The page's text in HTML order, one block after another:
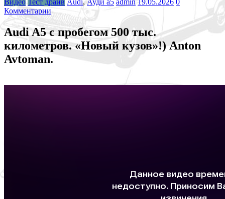
Комментарии
Audi A5 с пробегом 500 тыс.
километров. «Новый кузов»!) Anton
Avtoman.